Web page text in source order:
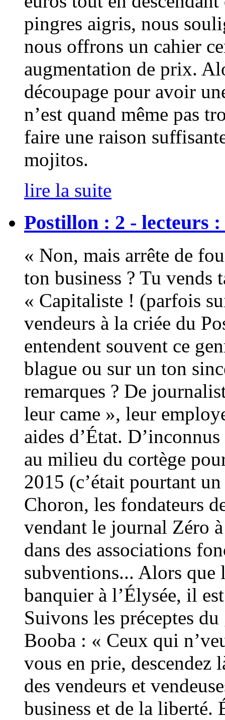
pingres aigris, nous
nous offrons un cahier
augmentation de prix.
découpage pour avoir
n’est quand même pas
faire une raison
mojitos.
lire la suite
Postillon : 2 - lecteurs :
« Non, mais arrête de
ton business ? Tu vends
« Capitaliste ! (parfois
vendeurs à la criée du
entendent souvent ce
blague ou sur un ton
remarques ? De
leur came », leur
aides d’État.
au milieu du cortège
2015 (c’était pourtant
Choron, les fondateurs
vendant le journal Zéro
dans des associations
subventions... Alors que
banquier à l’Élysée, il
Suivons les préceptes
Booba : « Ceux qui
vous en prie, descendez
des vendeurs et
business et de la liberté.